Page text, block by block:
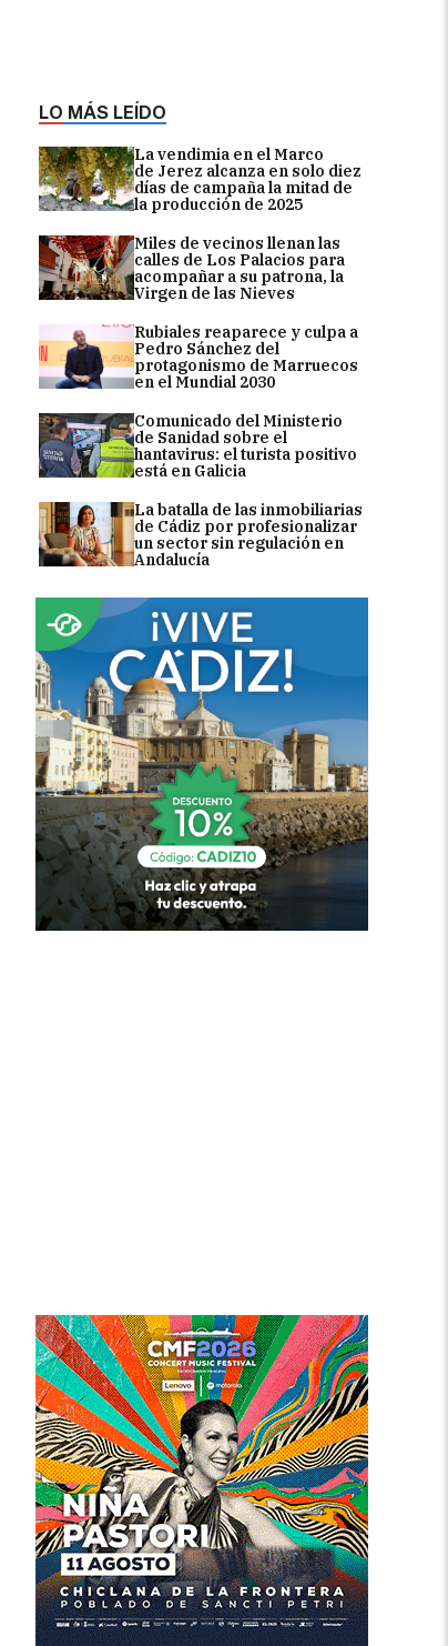
LO MÁS LEÍDO
La vendimia en el Marco
de Jerez alcanza en solo diez
días de campaña la mitad de
la producción de 2025
Miles de vecinos llenan las
calles de Los Palacios para
acompañar a su patrona, la
Virgen de las Nieves
Rubiales reaparece y culpa a
Pedro Sánchez del
protagonismo de Marruecos
en el Mundial 2030
Comunicado del Ministerio
de Sanidad sobre el
hantavirus: el turista positivo
está en Galicia
La batalla de las inmobiliarias
de Cádiz por profesionalizar
un sector sin regulación en
Andalucía